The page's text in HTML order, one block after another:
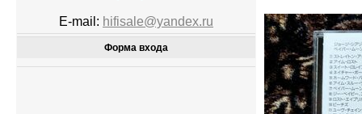
E-mail: hifisale@yandex.ru
Форма входа